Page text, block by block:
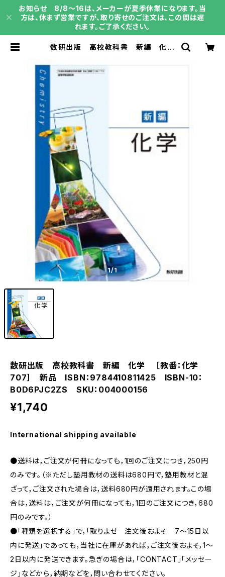
お知らせ 8/8～16は、メーカーが夏季休業になります。当
方は、休まず営業ですが、取り寄せのご注文は、この間は遅
れます。ご了承ください。
数研出版 高校教科書 新編 化学
9784410811425 ISBN-10：B0
D6PJC2ZS SKU：004000156
| 育之書店（いくのしょてん）
1/1
数研出版 高校教科書 新編 化学 ［教番：化学
707］ 新品 ISBN：9784410811425 ISBN-10：
B0D6PJC2ZS SKU：004000156
¥1,740
International shipping available
●送料は，ご注文が何冊になっても，1回のご注文につき，250円
のみです。（※ただし塾用教材の送料は680円で，塾用教材と混
ざって，ご注文された場合は，送料680円が適用されます。この場
合は，送料は，ご注文が何冊になっても，1回のご注文につき，680
円のみです。）
●「種類を選択する」で，「取りよせ 注文後およそ 7〜15日以
内に発送」であっても，当社に在庫があれば，ご注文後およそ，1〜
2日以内に発送できます。急ぎの場合は，「CONTACT」「メッセー
ジ」などから，納期などを，問い合わせてください。